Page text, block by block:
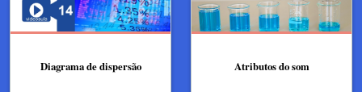
Diagrama de dispersão Atributos do som